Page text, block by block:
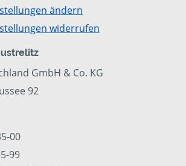
ändern
widerrufen
GmbH & Co. KG
92
00
99